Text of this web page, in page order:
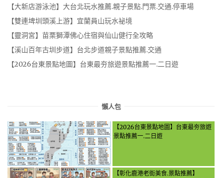
【大新店游泳池】大台北玩水推薦.親子景點.門票.交通.停車場
【雙連埤圳頭溪上游】宜蘭員山玩水祕境
【靈洞宮】苗栗獅潭佛心住宿與仙山健行全攻略
【溪山百年古圳步道】台北步道親子景點推薦.交通
【2026台東景點地圖】台東最夯旅遊景點推薦一.二日遊
懶人包
【2026台東景點地圖】台東最夯旅遊
景點推薦一.二日遊
【彰化鹿港老街美食.景點推薦】